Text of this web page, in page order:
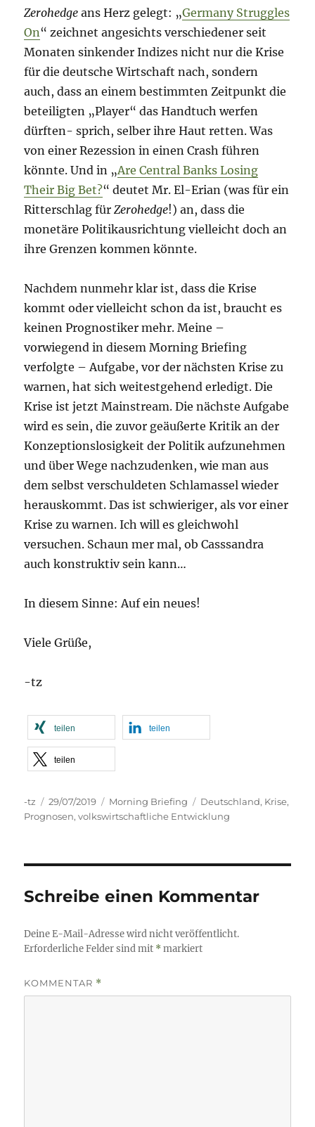
Zerohedge ans Herz gelegt: „Germany Struggles
On“ zeichnet angesichts verschiedener seit
Monaten sinkender Indizes nicht nur die Krise
für die deutsche Wirtschaft nach, sondern
auch, dass an einem bestimmten Zeitpunkt die
beteiligten „Player“ das Handtuch werfen
dürften- sprich, selber ihre Haut retten. Was
von einer Rezession in einen Crash führen
könnte. Und in „Are Central Banks Losing
Their Big Bet?“ deutet Mr. El-Erian (was für ein
Ritterschlag fürZerohedge!) an, dass die
monetäre Politikausrichtung vielleicht doch an
ihre Grenzen kommen könnte.
Nachdem nunmehr klar ist, dass die Krise
kommt oder vielleicht schon da ist, braucht es
keinen Prognostiker mehr. Meine –
vorwiegend in diesem Morning Briefing
verfolgte – Aufgabe, vor der nächsten Krise zu
warnen, hat sich weitestgehend erledigt. Die
Krise ist jetzt Mainstream. Die nächste Aufgabe
wird es sein, die zuvor geäußerte Kritik an der
Konzeptionslosigkeit der Politik aufzunehmen
und über Wege nachzudenken, wie man aus
dem selbst verschuldeten Schlamassel wieder
herauskommt. Das ist schwieriger, als vor einer
Krise zu warnen. Ich will es gleichwohl
versuchen. Schaun mer mal, ob Casssandra
auch konstruktiv sein kann…
In diesem Sinne: Auf ein neues!
Viele Grüße,
-tz
teilen teilen
teilen
Autor
-tz
Veröffentlicht
am
29/07/2019 Kategorien
Morning Briefing Schlagwörter
Deutschland, Krise,
Prognosen,volkswirtschaftliche Entwicklung
Schreibe einen Kommentar
Deine E-Mail-Adresse wird nicht veröffentlicht.
Erforderliche Felder sind mit *markiert
KOMMENTAR *